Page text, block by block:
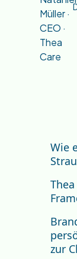
Wie
zur